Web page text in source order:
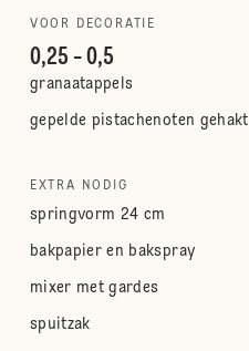
VOOR DECORATIE
0,25 - 0,5
granaatappels
gepelde pistachenoten gehakt
EXTRA NODIG
springvorm 24 cm
bakpapier en bakspray
mixer met gardes
spuitzak